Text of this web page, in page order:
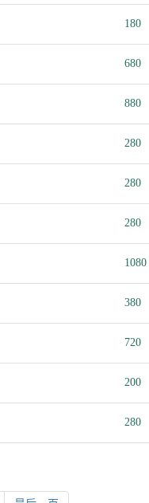
180
680
880
280
280
280
1080
380
720
200
280